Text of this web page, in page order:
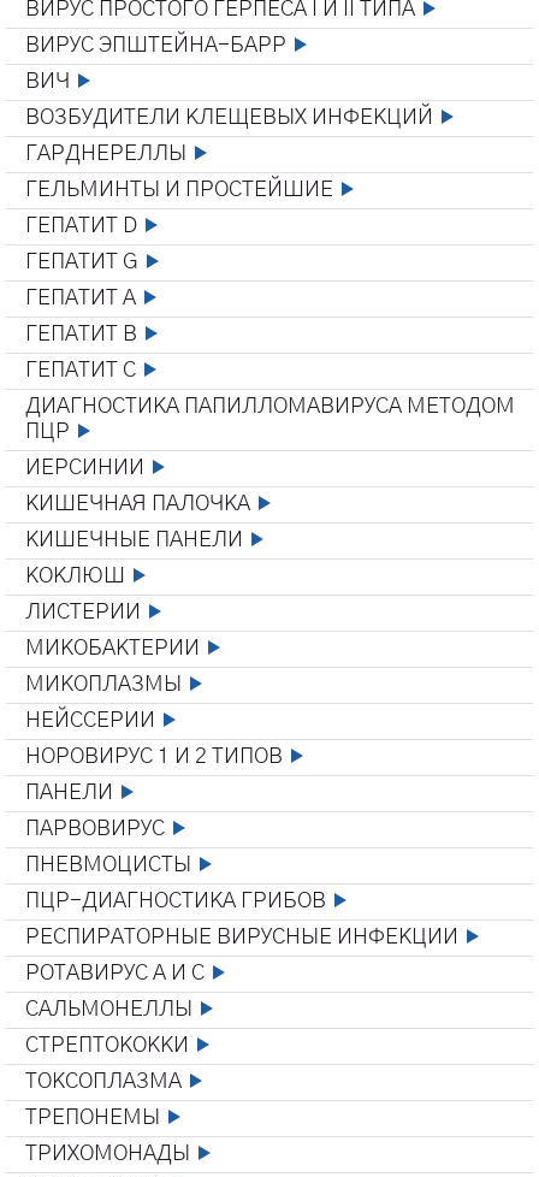
ВИРУС ПРОСТОГО ГЕРПЕСА I И II ТИПА
ВИРУС ЭПШТЕЙНА-БАРР
ВИЧ
ВОЗБУДИТЕЛИ КЛЕЩЕВЫХ ИНФЕКЦИЙ
ГАРДНЕРЕЛЛЫ
ГЕЛЬМИНТЫ И ПРОСТЕЙШИЕ
ГЕПАТИТ D
ГЕПАТИТ G
ГЕПАТИТ А
ГЕПАТИТ В
ГЕПАТИТ С
ДИАГНОСТИКА ПАПИЛЛОМАВИРУСА МЕТОДОМ
ПЦР
ИЕРСИНИИ
КИШЕЧНАЯ ПАЛОЧКА
КИШЕЧНЫЕ ПАНЕЛИ
КОКЛЮШ
ЛИСТЕРИИ
МИКОБАКТЕРИИ
МИКОПЛАЗМЫ
НЕЙССЕРИИ
НОРОВИРУС 1 И 2 ТИПОВ
ПАНЕЛИ
ПАРВОВИРУС
ПНЕВМОЦИСТЫ
ПЦР-ДИАГНОСТИКА ГРИБОВ
РЕСПИРАТОРНЫЕ ВИРУСНЫЕ ИНФЕКЦИИ
РОТАВИРУС А И С
САЛЬМОНЕЛЛЫ
СТРЕПТОКОККИ
ТОКСОПЛАЗМА
ТРЕПОНЕМЫ
ТРИХОМОНАДЫ